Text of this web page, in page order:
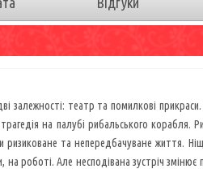
театр та помилкові прикраси.
на палубі рибальського
ризиковане та непередбачуване життя.
на роботі. Але несподівана зустріч